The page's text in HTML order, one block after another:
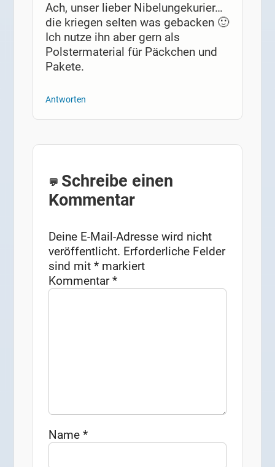
Ach, unser lieber Nibelungekurier…
die kriegen selten was gebacken 🙂
Ich nutze ihn aber gern als
Polstermaterial für Päckchen und
Pakete.
Antworten
Schreibe einen
Kommentar
Deine E-Mail-Adresse wird nicht
veröffentlicht. Erforderliche Felder
sind mit* markiert
Kommentar*
Name*